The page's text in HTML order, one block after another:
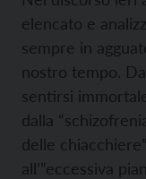
elencato e
sempre in
nostro tempo.
sentirsi
dalla
delle
all’”eccessiva